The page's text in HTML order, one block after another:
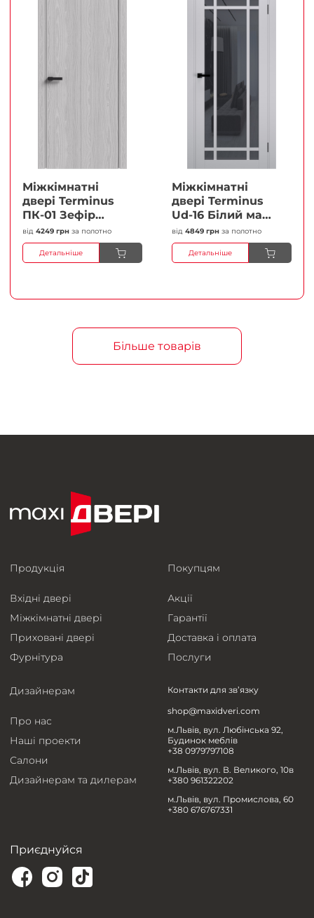
Міжкімнатні
двері Terminus
ПК-01 Зефір
Глухі Плівка
від 4249 грн за полотно
Детальніше
Міжкімнатні
двері Terminus
Ud-16 Білий мат
(Термінус) Сатин
білий Плівка
від 4849 грн за полотно
Детальніше
Більше товарів
Продукція
Вхідні двері
Міжкімнатні двері
Приховані двері
Фурнітура
Покупцям
Акції
Гарантії
Доставка і оплата
Послуги
Дизайнерам
Про нас
Наші проекти
Салони
Дизайнерам та дилерам
Контакти для зв’язку
shop@maxidveri.com
м.Львів, вул. Любінська 92,
Будинок меблів
+38 0979797108
м.Львів, вул. В. Великого, 10в
+380 961322202
м.Львів, вул. Промислова, 60
+380 676767331
Приєднуйся